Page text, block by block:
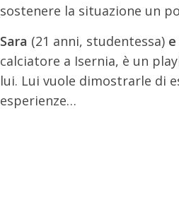
sostenere la situazione un
Sara (21 anni, studentessa)
calciatore a Isernia, è un
lui. Lui vuole dimostrarle di
esperienze…